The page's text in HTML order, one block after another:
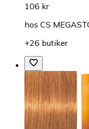
106 kr
hos CS
+26 butiker